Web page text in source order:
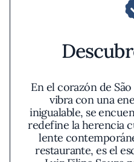
En el corazón de
vibra con una
inigualable, se
redefine la herencia
lente
restaurante, es el